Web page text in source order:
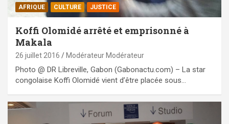
AFRIQUE CULTURE JUSTICE
Koffi Olomidé arrêté et emprisonné à
Makala
26 juillet 2016 Modérateur Modérateur
Photo @ DR Libreville, Gabon (Gabonactu.com) – La star
congolaise Koffi Olomidé vient d’être placée sous…